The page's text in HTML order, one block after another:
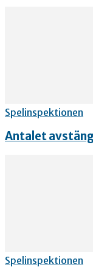
Spelinspektionen
Antalet
Spelinspektionen